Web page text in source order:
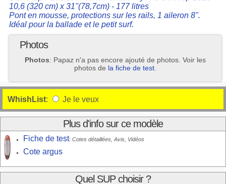
10,6 (320 cm) x 31''(78,7cm) - 177 litres
Pont en mousse, protections sur les rails, 1 aileron 8".
Idéal pour la ballade et le petit surf.
Photos
Photos: Papaz n'a pas encore ajouté de photos. Voir les
photos de la fiche de test.
WhishList: Je le veux
Plus d'info sur ce modèle
Fiche de test: Cotes détaillées, Avis, Vidéos
Cote argus
Quel SUP choisir ?